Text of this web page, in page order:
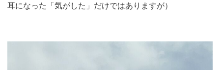
耳になった「気がした」だけではありますが）